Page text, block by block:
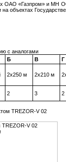
ОАО «Газпром» и МН
объектах
с аналогами
Б В Г
2х250 м 2х210 м
2 3 2
TREZOR-V 02